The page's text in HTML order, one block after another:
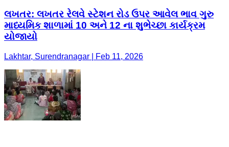
લખતર: લખતર રેલવે સ્ટેશન રોડ ઉપર આવેલ ભાવ ગુરુ
માધ્યમિક શાળામાં 10 અને 12 ના શુભેચ્છા કાર્યક્રમ
યોજાયો
Lakhtar, Surendranagar | Feb 11, 2026